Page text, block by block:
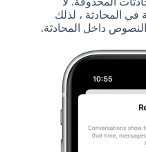
في المحادثة ، لذلك
داخل المحادثة.